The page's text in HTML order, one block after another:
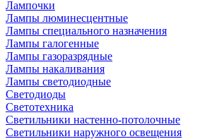
Лампочки
Лампы люминесцентные
Лампы специального назначения
Лампы галогенные
Лампы газоразрядные
Лампы накаливания
Лампы светодиодные
Светодиоды
Светотехника
Светильники настенно-потолочные
Светильники наружного освещения